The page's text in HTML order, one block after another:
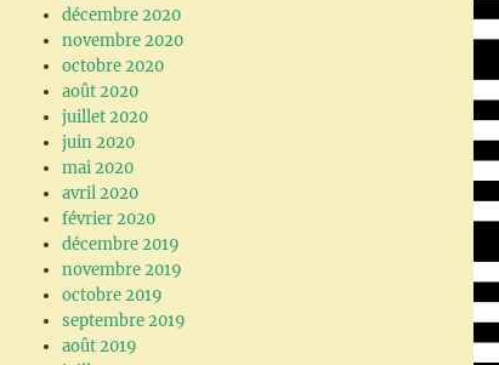
décembre 2020
novembre 2020
octobre 2020
août 2020
juillet 2020
juin 2020
mai 2020
avril 2020
février 2020
décembre 2019
novembre 2019
octobre 2019
septembre 2019
août 2019